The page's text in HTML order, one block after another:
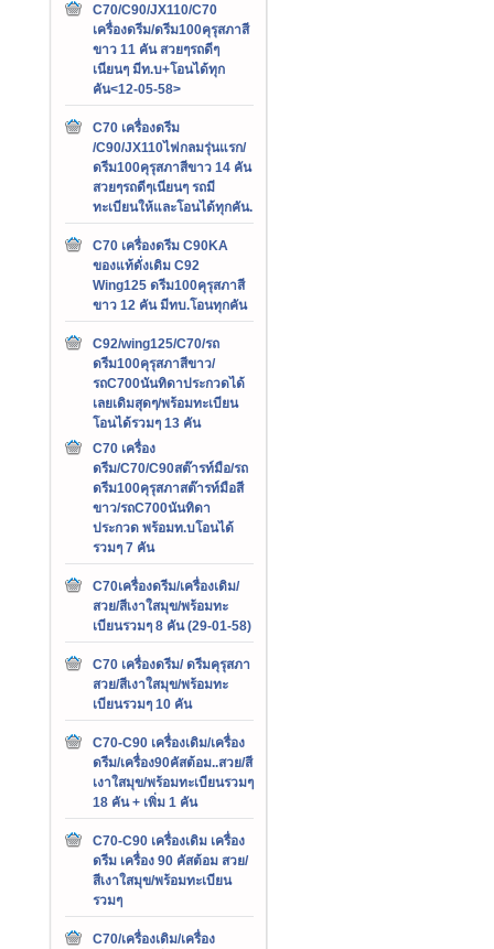
C70/C90/JX110/C70
เครื่องดรีม/ดรีม100คุรุสภาสี
ขาว 11 คัน สวยๆรถดีๆ
เนียนๆ มีท.บ+โอนได้ทุก
คัน<12-05-58>
C70 เครื่องดรีม
/C90/JX110ไฟกลมรุ่นแรก/
ดรีม100คุรุสภาสีขาว 14 คัน
สวยๆรถดีๆเนียนๆ รถมี
ทะเบียนให้และโอนได้ทุกคัน.
C70 เครื่องดรีม C90KA
ของแท้ดั่งเดิม C92
Wing125 ดรีม100คุรุสภาสี
ขาว 12 คัน มีทบ.โอนทุกคัน
C92/wing125/C70/รถ
ดรีม100คุรุสภาสีขาว/
รถC700นันทิดาประกวดได้
เลยเดิมสุดๆ/พร้อมทะเบียน
โอนได้รวมๆ 13 คัน
C70 เครื่อง
ดรีม/C70/C90สต๊ารท์มือ/รถ
ดรีม100คุรุสภาสต๊ารท์มือสี
ขาว/รถC700นันทิดา
ประกวด พร้อมท.บโอนได้
รวมๆ 7 คัน
C70เครื่องดรีม/เครื่องเดิม/
สวย/สีเงาใสมุข/พร้อมทะ
เบียนรวมๆ 8 คัน (29-01-58)
C70 เครื่องดรีม/ ดรีมคุรุสภา
สวย/สีเงาใสมุข/พร้อมทะ
เบียนรวมๆ 10 คัน
C70-C90 เครื่องเดิม/เครื่อง
ดรีม/เครื่อง90คัสต้อม..สวย/สี
เงาใสมุข/พร้อมทะเบียนรวมๆ
18 คัน + เพิ่ม 1 คัน
C70-C90 เครื่องเดิม เครื่อง
ดรีม เครื่อง 90 คัสต้อม สวย/
สีเงาใสมุข/พร้อมทะเบียน
รวมๆ
C70/เครื่องเดิม/เครื่อง